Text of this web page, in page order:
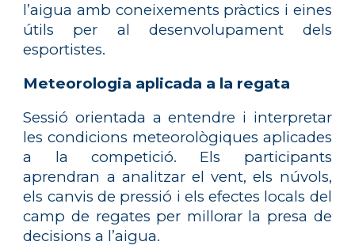
l’aigua amb coneixements pràctics i eines
útils per al desenvolupament dels
esportistes.
Meteorologia aplicada a la regata
Sessió orientada a entendre i interpretar
les condicions meteorològiques aplicades
a la competició. Els participants
aprendran a analitzar el vent, els núvols,
els canvis de pressió i els efectes locals del
camp de regates per millorar la presa de
decisions a l’aigua.